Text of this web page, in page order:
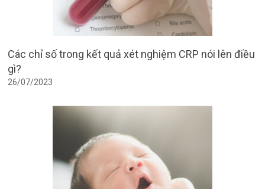
Các chỉ số trong kết quả xét nghiệm CRP nói lên điều
gì?
26/07/2023